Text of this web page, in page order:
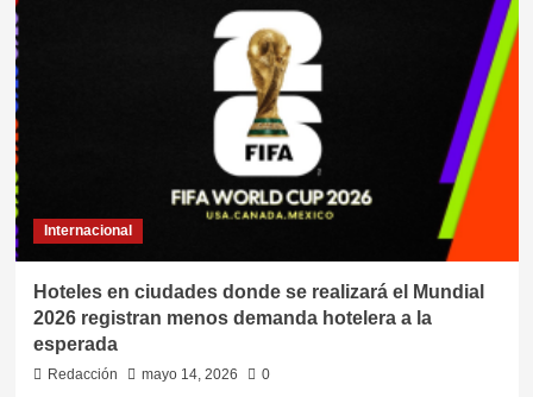
Internacional
Hoteles en ciudades donde se realizará el Mundial
2026 registran menos demanda hotelera a la
esperada
Redacción mayo 14, 2026 0